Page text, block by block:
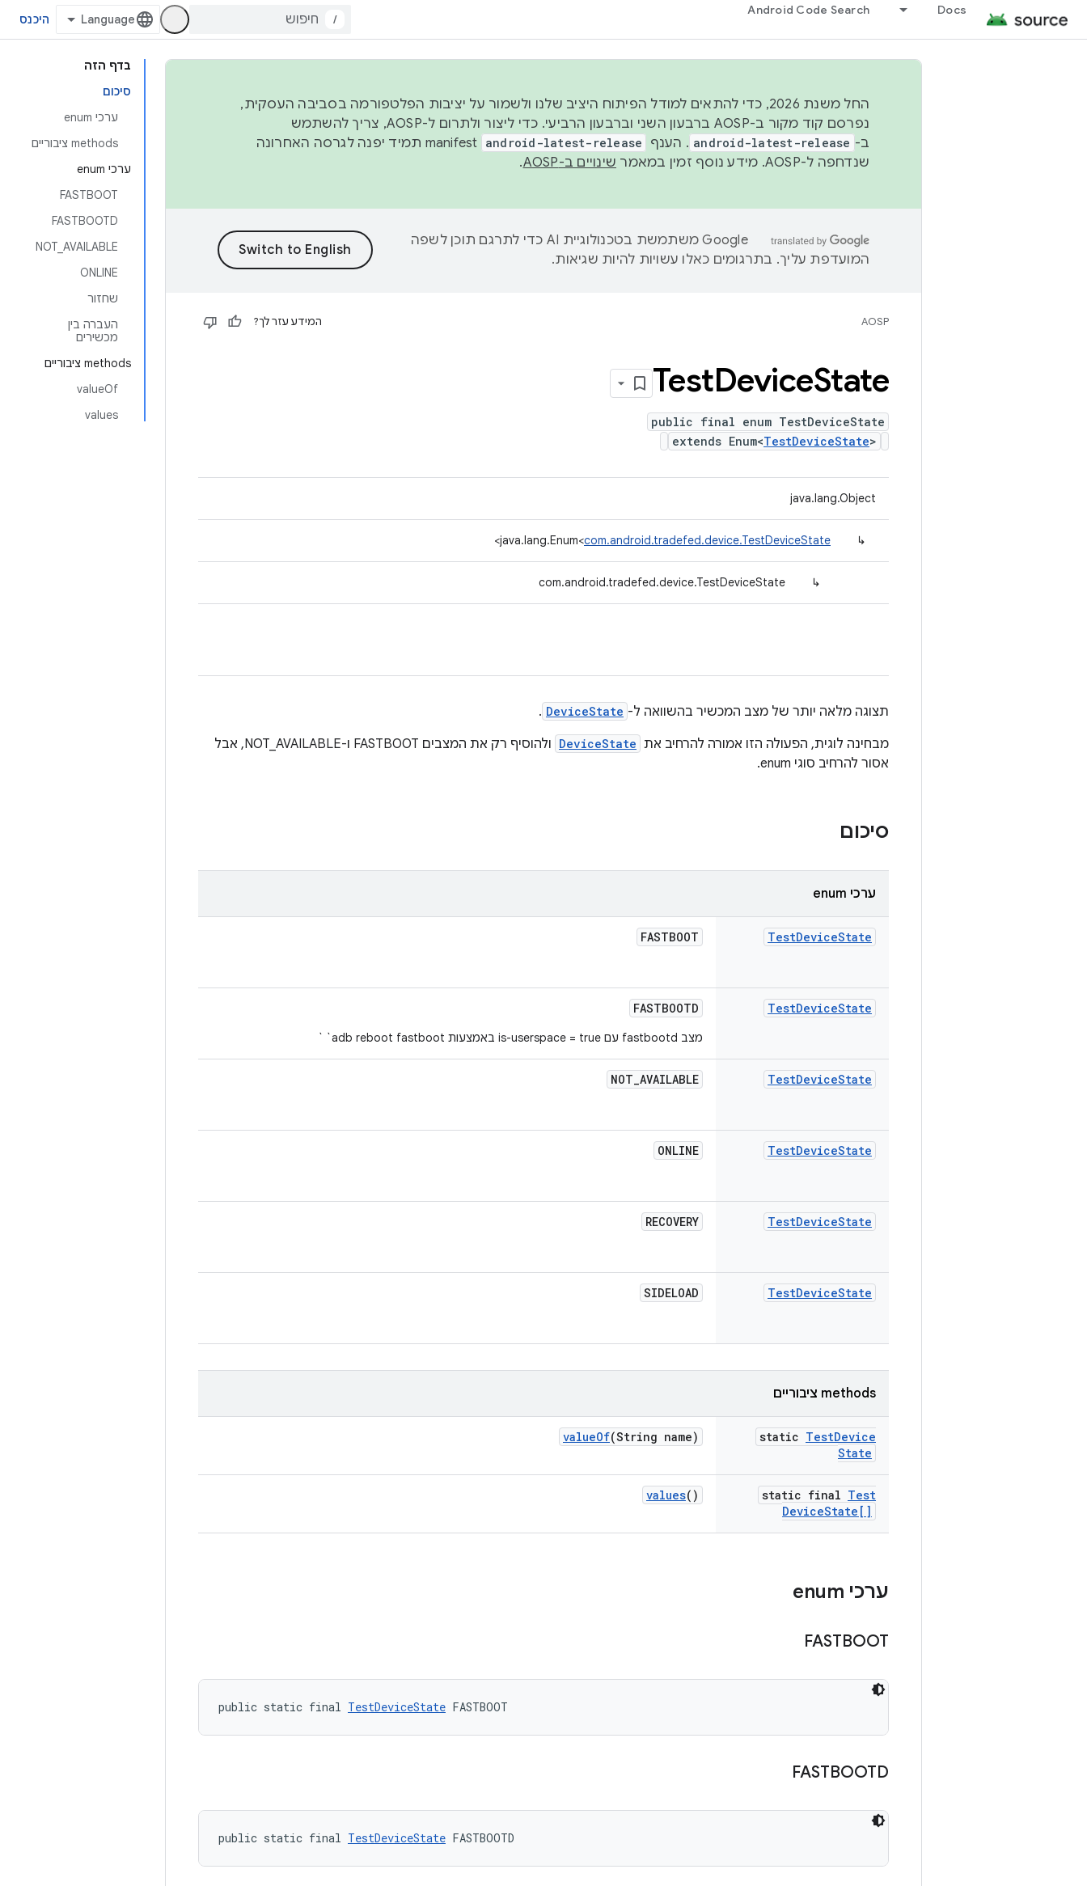
Docs
Android Code Search
/ היכנס
בדף הזה
סיכום
ערכי enum
‫methods ציבוריים
ערכי enum
FASTBOOT
FASTBOOTD
NOT_AVAILABLE
ONLINE
שחזור
העברה בין
מכשירים
‫methods ציבוריים
valueOf
values
החל משנת 2026, כדי להתאים למודל הפיתוח היציב שלנו ולשמור על יציבות הפלטפורמה בסביבה העסקית,
נפרסם קוד מקור ב-AOSP ברבעון השני וברבעון הרביעי. כדי ליצור ולתרום ל-AOSP, צריך להשתמש
ב- android-latest-release . הענף android-latest-release
manifest תמיד יפנה לגרסה האחרונה
שנדחפה ל-AOSP. מידע נוסף זמין במאמר
שינויים ב-AOSP .
‫Google משתמשת בטכנולוגיית AI כדי לתרגם תוכן לשפה
המועדפת עליך. בתרגומים כאלו עשויות להיות שגיאות.
AOSP המידע עזר לך?
TestDeviceState
public final enum TestDeviceState
extends Enum<TestDeviceState>
java.lang.Object
↳
java.lang.Enum<com.android.tradefed.device.TestDeviceState
>
↳
com.android.tradefed.device.TestDeviceState
תצוגה מלאה יותר של מצב המכשיר בהשוואה ל- DeviceState
.
מבחינה לוגית, הפעולה הזו אמורה להרחיב את DeviceState
ולהוסיף רק את המצבים FASTBOOT ו-NOT_AVAILABLE, אבל
אסור להרחיב סוגי enum.
סיכום
ערכי enum
TestDeviceState
FASTBOOT
TestDeviceState
FASTBOOTD
מצב fastbootd עם is-userspace = true באמצעות ‎ `adb reboot fastboot`
TestDeviceState
NOT_AVAILABLE
TestDeviceState
ONLINE
TestDeviceState
RECOVERY
TestDeviceState
SIDELOAD
‫methods ציבוריים
static TestDevice
State
valueOf(String name)
static final Test
DeviceState[]
values()
ערכי enum
FASTBOOT
public static final TestDeviceState FASTBOOT
FASTBOOTD
public static final TestDeviceState FASTBOOTD